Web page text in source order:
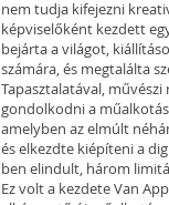
nem tudja kifejezni
képviselőként kezdett
bejárta a világot,
számára, és megtalálta
Tapasztalatával,
gondolkodni a
amelyben az elmúlt
és elkezdte kiépíteni a
ben elindult, három
Ez volt a kezdete Van